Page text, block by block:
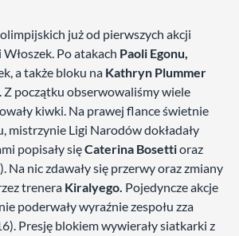
już od pierwszych akcji
Włoszek. Po atakach Paoli Egonu,
a także bloku na Kathryn Plummer
Z początku obserwowaliśmy wiele
kiwki. Na prawej flance świetnie
mistrzynie Ligi Narodów dokładały
popisały sięCaterina Bosettioraz
Na nic zdawały się przerwy oraz zmiany
trenera Kiralyego. Pojedyncze akcje
nie poderwały wyraźnie zespołu zza
Presję blokiem wywierały siatkarki z